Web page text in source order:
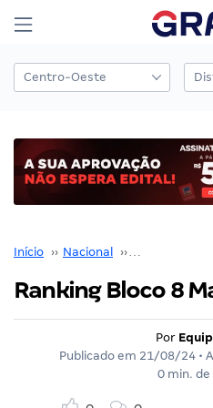
Início ›› Nacional ››
Ranking Bloco 8
Por
Publicado em 21/08/24 •
0 min.